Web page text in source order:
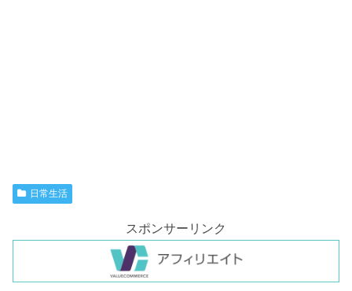
日常生活
スポンサーリンク